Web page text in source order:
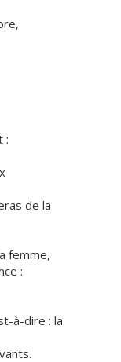
:
de la
femme,
:
à-dire : la